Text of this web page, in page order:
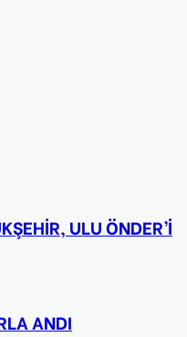
ULU ÖNDER’İ
ANDI